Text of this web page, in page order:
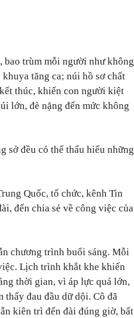
trùm mỗi người như không
tăng ca; núi hồ sơ chất
thúc, khiến con người kiệt
lớn, đè nặng đến mức không
sở đều có thể thấu hiểu những
Quốc, tổ chức, kênh Tin
đến chia sẻ về công việc của
chương trình buổi sáng. Mỗi
Lịch trình khắt khe khiến
thời gian, vì áp lực quá lớn,
thấy đau đầu dữ dội. Cô đã
kiên trì đến đài đúng giờ, bất